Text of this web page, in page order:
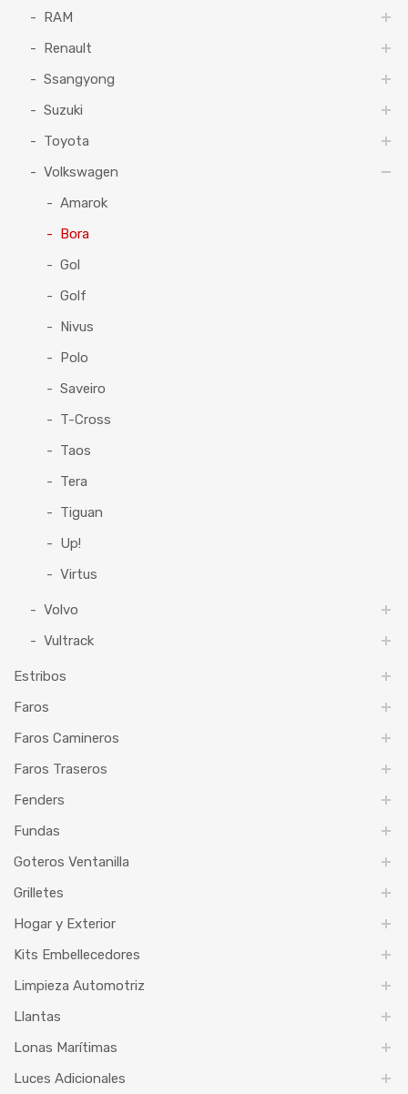
RAM
Renault
Ssangyong
Suzuki
Toyota
Volkswagen
Amarok
Bora
Gol
Golf
Nivus
Polo
Saveiro
T-Cross
Taos
Tera
Tiguan
Up!
Virtus
Volvo
Vultrack
Estribos
Faros
Faros Camineros
Faros Traseros
Fenders
Fundas
Goteros Ventanilla
Grilletes
Hogar y Exterior
Kits Embellecedores
Limpieza Automotriz
Llantas
Lonas Marítimas
Luces Adicionales